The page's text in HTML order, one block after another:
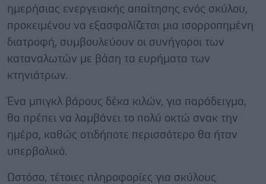
ημερήσιας ενεργειακής απαίτησης ενός σκύλου,
προκειμένου να εξασφαλίζεται μια ισορροπημένη
διατροφή, συμβουλεύουν οι συνήγοροι των
καταναλωτών με βάση τα ευρήματα των
κτηνιάτρων.
Ένα μπιγκλ βάρους δέκα κιλών, για παράδειγμα,
θα πρέπει να λαμβάνει το πολύ οκτώ σνακ την
ημέρα, καθώς οτιδήποτε περισσότερο θα ήταν
υπερβολικό.
Ωστόσο, τέτοιες πληροφορίες για σκύλους